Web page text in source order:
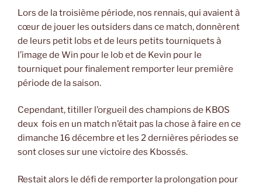
Lors de la troisième période, nos rennais, qui avaient à
cœur de jouer les outsiders dans ce match, donnèrent
de leurs petit lobs et de leurs petits tourniquets à
l’image de Win pour le lob et de Kevin pour le
tourniquet pour finalement remporter leur première
période de la saison.
Cependant, titiller l’orgueil des champions de KBOS
deux fois en un match n’était pas la chose à faire en ce
dimanche 16 décembre et les 2 dernières périodes se
sont closes sur une victoire des Kbossés.
Restait alors le défi de remporter la prolongation pour